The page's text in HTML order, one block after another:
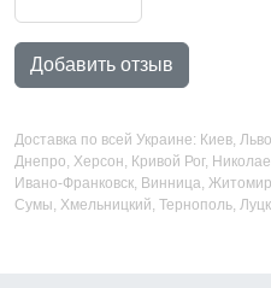
Добавить отзыв
Доставка по всей Украине: Киев,
Днепро, Херсон, Кривой Рог,
Ивано-Франковск, Винница,
Сумы, Хмельницкий, Тернополь, Луцк